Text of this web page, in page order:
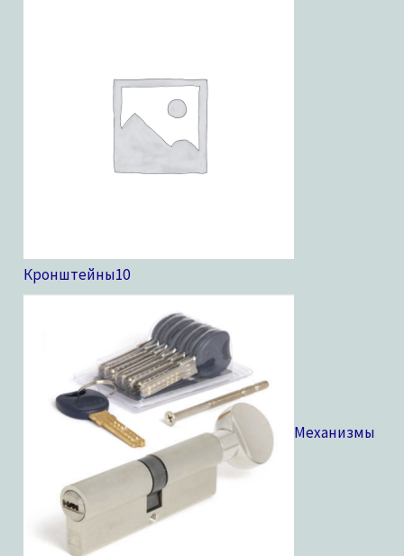
Кронштейны10
Механизмы